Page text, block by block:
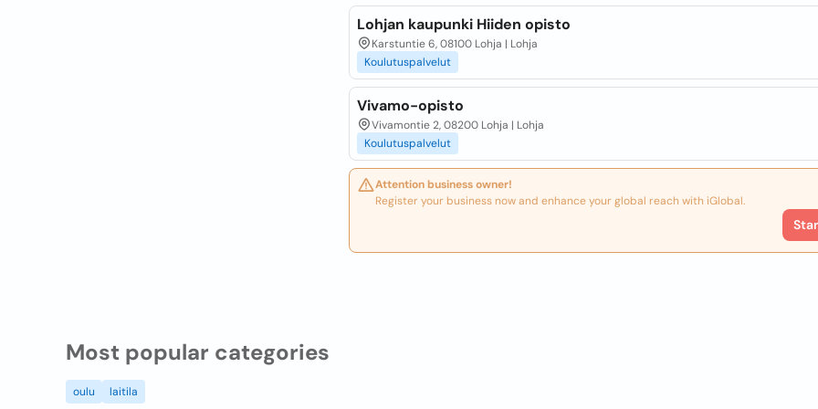
Lohjan kaupunki Hiiden opisto
Karstuntie 6, 08100 Lohja | Lohja
Koulutuspalvelut
Vivamo-opisto
Vivamontie 2, 08200 Lohja | Lohja
Koulutuspalvelut
Attention business owner!
Register your business now and enhance your global reach with iGlobal.
Most popular categories
oulu laitila